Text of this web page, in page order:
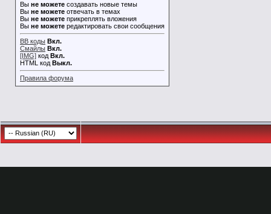
Вы не можете создавать новые темы
Вы не можете отвечать в темах
Вы не можете прикреплять вложения
Вы не можете редактировать свои сообщения
BB коды Вкл.
Смайлы Вкл.
[IMG] код Вкл.
HTML код Выкл.
Правила форума